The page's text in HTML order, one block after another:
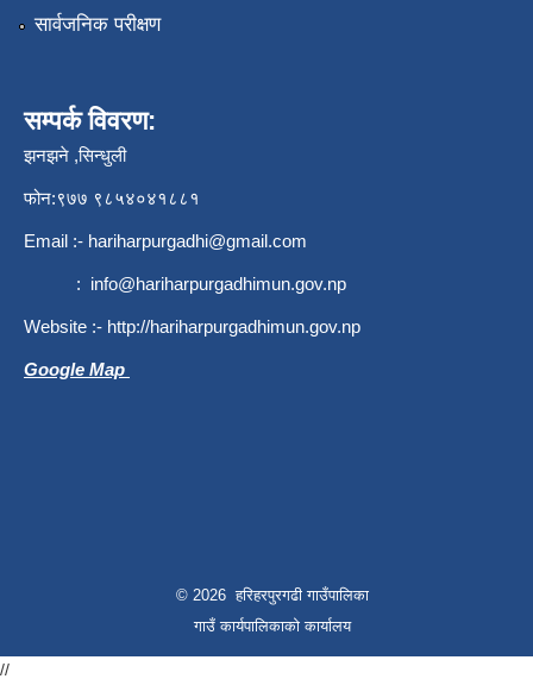
सार्वजनिक परीक्षण
सम्पर्क विवरण:
झनझने ,सिन्धुली
फोन:९७७ ९८५४०४१८८१
Email :- hariharpurgadhi@gmail.com
: info@hariharpurgadhimun.gov.np
Website :- http://hariharpurgadhimun.gov.np
Google Map
© 2026 हरिहरपुरगढी गाउँपालिका
गाउँ कार्यपालिकाको कार्यालय
//